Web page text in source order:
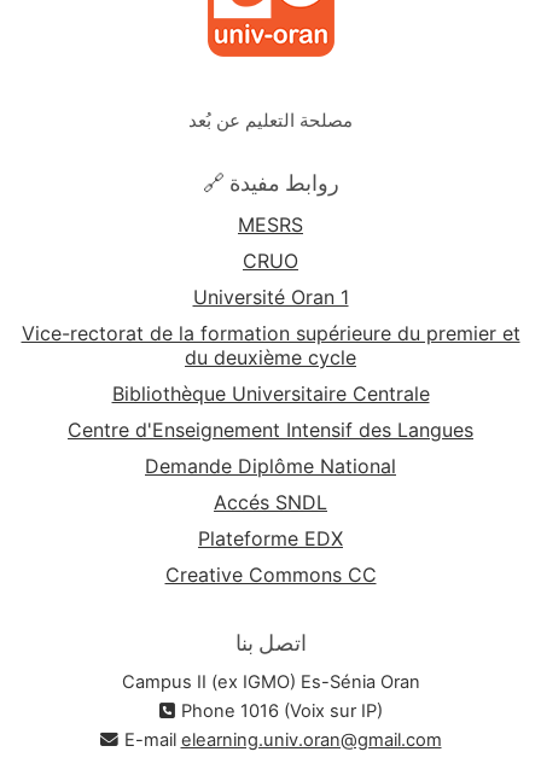
مصلحة التعليم عن بُعد
🔗 روابط مفيدة
MESRS
CRUO
Université Oran 1
Vice-rectorat de la formation supérieure du premier et
du deuxième cycle
Bibliothèque Universitaire Centrale
Centre d'Enseignement Intensif des Langues
Demande Diplôme National
Accés SNDL
Plateforme EDX
Creative Commons CC
اتصل بنا
Campus II (ex IGMO) Es-Sénia Oran
Phone 1016 (Voix sur IP)
E-mail elearning.univ.oran@gmail.com